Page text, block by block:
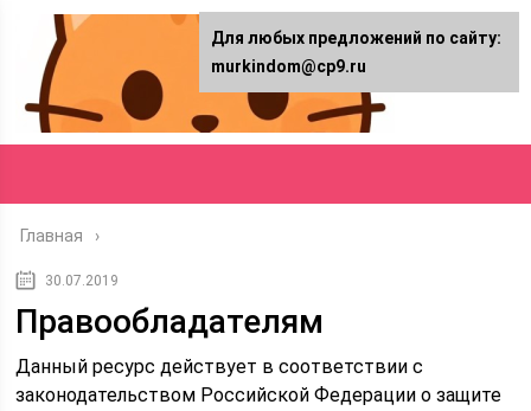
Главная
30.07.2019
Правообладателям
Данный ресурс действует в соответствии с
законодательством Российской Федерации о защите
Для любых предложений по сайту:
murkindom@cp9.ru